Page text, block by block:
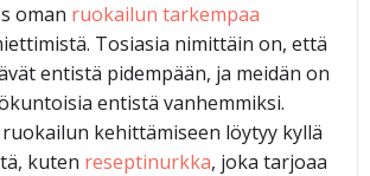
oman ruokailun tarkempaa
Tosiasia nimittäin on, että
entistä pidempään, ja meidän on
entistä vanhemmiksi.
kehittämiseen löytyy kyllä
kuten reseptinurkka, joka tarjoaa